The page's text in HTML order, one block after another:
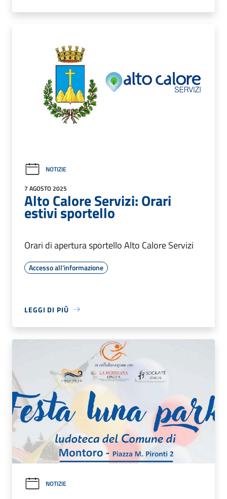
NOTIZIE
7 AGOSTO 2025
Alto Calore Servizi: Orari
estivi sportello
Orari di apertura sportello Alto Calore Servizi
Accesso all'informazione
LEGGI DI PIÙ
NOTIZIE